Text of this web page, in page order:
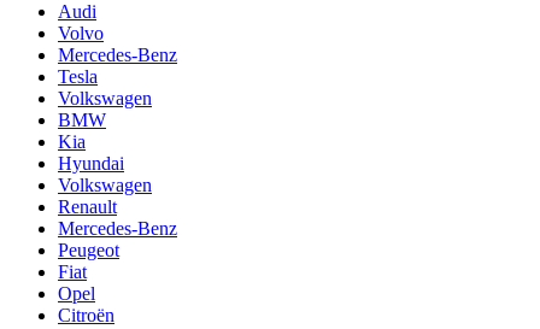
Audi
Volvo
Mercedes-Benz
Tesla
Volkswagen
BMW
Kia
Hyundai
Volkswagen
Renault
Mercedes-Benz
Peugeot
Fiat
Opel
Citroën